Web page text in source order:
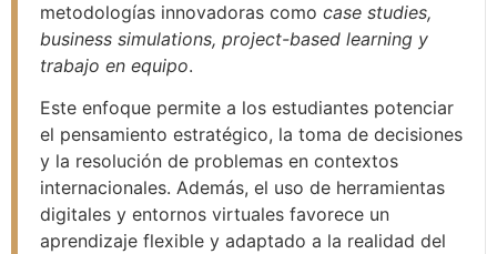
metodologías innovadoras como case studies,
business simulations, project-based learning y
trabajo en equipo.
Este enfoque permite a los estudiantes potenciar
el pensamiento estratégico, la toma de decisiones
y la resolución de problemas en contextos
internacionales. Además, el uso de herramientas
digitales y entornos virtuales favorece un
aprendizaje flexible y adaptado a la realidad del